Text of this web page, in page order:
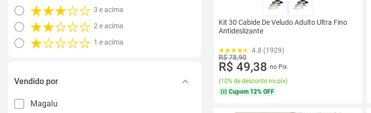
3 e acima
2 e acima
1 e acima
Vendido por
Magalu
Kit 30 Cabide De Veludo Adulto Ultra Fino
Antideslizante
4.8 (1929)
R$ 78,90
R$ 49,38 no Pix
(10% de desconto no pix)
Cupom 12% OFF